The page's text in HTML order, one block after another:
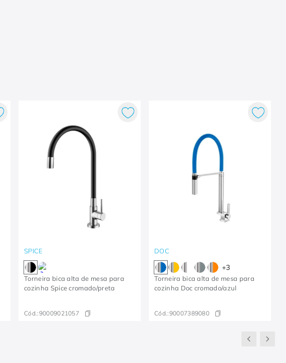
SPICE
Torneira bica alta de mesa para
cozinha Spice cromado/preta
Cód.:90009021057
DOC
+3
Torneira bica alta de mesa para
cozinha Doc cromado/azul
Cód.:90007389080